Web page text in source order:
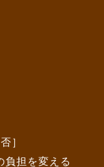
］
負担を変える